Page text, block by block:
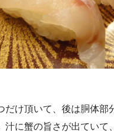
だけ頂いて、後は胴体部
汁に蟹の旨さが出ていて